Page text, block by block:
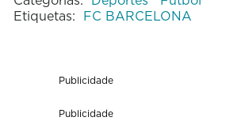
Etiquetas: FC BARCELONA
Publicidade
Publicidade